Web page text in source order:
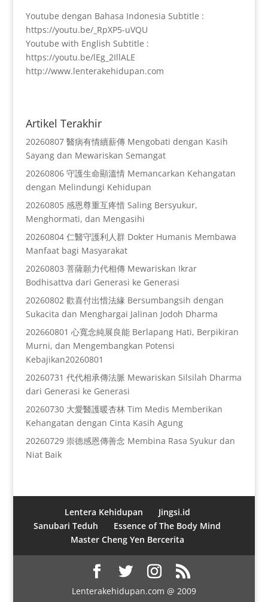
Youtube dengan Bahasa Indonesia Subtitle :
https://youtu.be/_RpXP5-uVQU
Youtube with English Subtitle :
https://youtu.be/lEg_2IllALE
http://www.lenterakehidupan.com
Artikel Terakhir
20260807 醫病有情續薪傳 Mengobati dengan Kasih
Sayang dan Mewariskan Semangat
20260806 守護生命顯溫情 Memancarkan Kehangatan
dengan Melindungi Kehidupan
20260805 感恩尊重互疼惜 Saling Bersyukur,
Menghormati, dan Mengasihi
20260804 仁醫守護利人群 Dokter Humanis Membawa
Manfaat bagi Masyarakat
20260803 菩薩願力代相傳 Mewariskan Ikrar
Bodhisattva dari Generasi ke Generasi
20260802 歡喜付出惜法緣 Bersumbangsih dengan
Sukacita dan Menghargai Jalinan Jodoh Dharma
202660801 心寬念純展良能 Berlapang Hati, Berpikiran
Murni, dan Mengembangkan Potensi
Kebajikan20260801
20260731 代代相承傳法脈 Mewariskan Silsilah Dharma
dari Generasi ke Generasi
20260730 大愛醫護暖杏林 Tim Medis Memberikan
Kehangatan dengan Cinta Kasih Agung
20260729 崇德感恩傳善念 Membina Rasa Syukur dan
Niat Baik
Lentera Kehidupan
Jingsi.id
Sanubari Teduh
Essence of The Body Mind
Master Cheng Yen Bercerita
Lenterakehidupan.com @ 2009